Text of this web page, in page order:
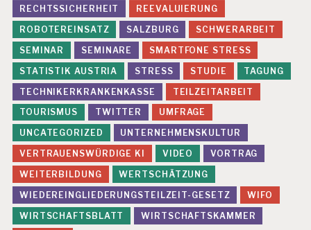
RECHTSSICHERHEIT
REEVALUIERUNG
ROBOTEREINSATZ
SALZBURG
SCHWERARBEIT
SEMINAR
SEMINARE
SMARTFONE STRESS
STATISTIK AUSTRIA
STRESS STUDIE
TAGUNG
TECHNIKERKRANKENKASSE
TEILZEITARBEIT
TOURISMUS
TWITTER
UMFRAGE
UNCATEGORIZED
UNTERNEHMENSKULTUR
VERTRAUENSWÜRDIGE KI
VIDEO
VORTRAG
WEITERBILDUNG
WERTSCHÄTZUNG
WIEDEREINGLIEDERUNGSTEILZEIT-GESETZ
WIFO
WIRTSCHAFTSBLATT
WIRTSCHAFTSKAMMER